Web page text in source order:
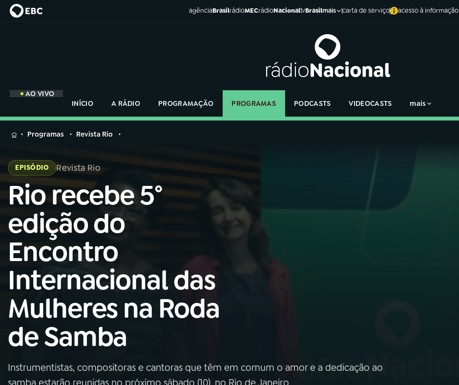
agênciaBrasilrádioMECrádioNacionaltvBrasilmais carta de serviço acesso à informação
AO VIVO
INÍCIO
A RÁDIO PROGRAMAÇÃO PROGRAMAS PODCASTS VIDEOCASTS mais
MENU
Buscar
na
Rádio
Nacional
AO VIVO
01 INÍCIO
02A RÁDIO
PROGRAMAÇÃO
04PROGRAMAS
PODCASTS
na
Rádio
Nacional
Programas Revista Rio
EPISÓDIO Revista Rio
Rio recebe 5°
edição do
Encontro
Internacional das
Mulheres na Roda
de Samba
Instrumentistas, compositoras e cantoras que têm em comum o amor e a dedicação ao
samba estarão reunidas no próximo sábado (10), no Rio de Janeiro